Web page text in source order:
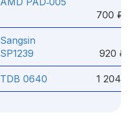
700 ₽
Sangsin
SP1239
920 ₽
TDB 0640 1 204 ₽